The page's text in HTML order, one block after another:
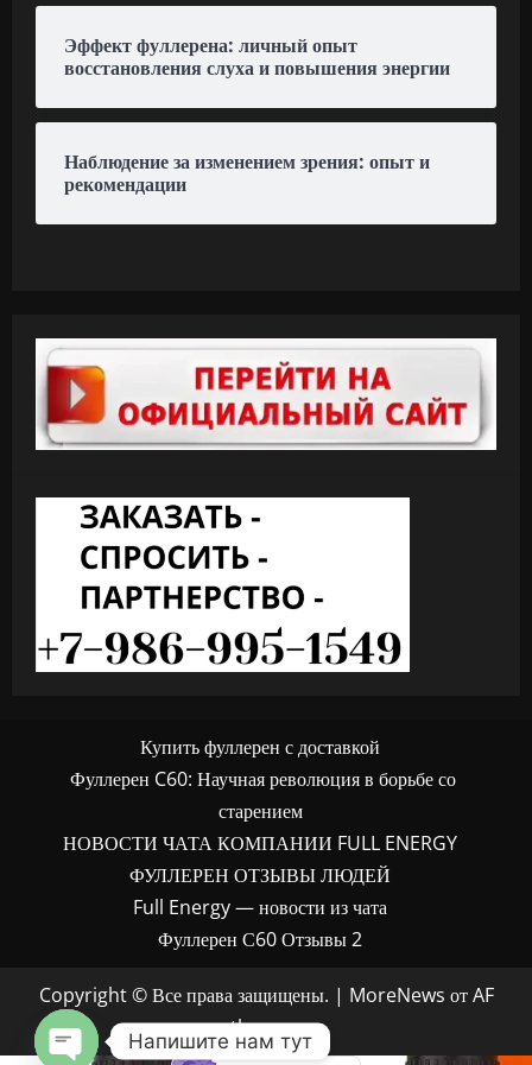
Эффект фуллерена: личный опыт
восстановления слуха и повышения энергии
Наблюдение за изменением зрения: опыт и
рекомендации
Купить фуллерен с доставкой
Фуллерен C60: Научная революция в борьбе со
старением
НОВОСТИ ЧАТА КОМПАНИИ FULL ENERGY
ФУЛЛЕРЕН ОТЗЫВЫ ЛЮДЕЙ
Full Energy — новости из чата
Фуллерен С60 Отзывы 2
Copyright © Все права защищены. | MoreNews от AF
themes.
Напишите нам тут